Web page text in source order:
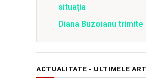
situația
Diana Buzoianu
ACTUALITATE - ULTIMELE